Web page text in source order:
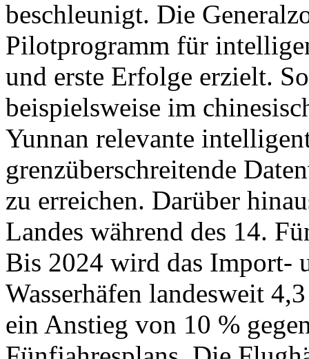
beschleunigt. Die
Pilotprogramm für
und erste Erfolge erzielt.
beispielsweise im
Yunnan relevante
grenzüberschreitende
zu erreichen. Darüber
Landes während des 14.
Bis 2024 wird das Import-
Wasserhäfen landesweit
ein Anstieg von 10 %